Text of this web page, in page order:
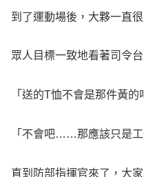
到了運動場後，大夥一直
眾人目標一致地看著司令
「送的T恤不會是那件黃的
「不會吧……那應該只是工
直到防部指揮官來了，大